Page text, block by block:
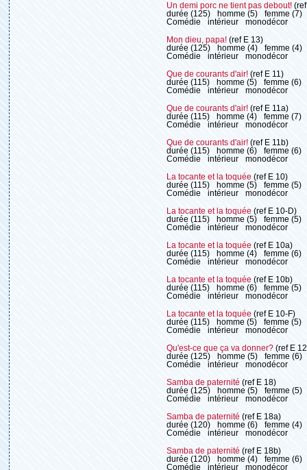
Un demi porc ne tient pas debout!
durée (125)
homme (5)
femme (7)
Comédie
intérieur monodécor
Mon dieu, papa! (ref E 13)
durée (125)
homme (4)
femme (4)
Comédie
intérieur monodécor
Que de courants d'air! (ref E 11)
durée (115)
homme (5)
femme (6)
Comédie
intérieur monodécor
Que de courants d'air! (ref E 11a)
durée (115)
homme (4)
femme (7)
Comédie
intérieur monodécor
Que de courants d'air! (ref E 11b)
durée (115)
homme (6)
femme (6)
Comédie
intérieur monodécor
La tocante et la toquée (ref E 10)
durée (115)
homme (5)
femme (5)
Comédie
intérieur monodécor
La tocante et la toquée (ref E 10-D)
durée (115)
homme (5)
femme (5)
Comédie
intérieur monodécor
La tocante et la toquée (ref E 10a)
durée (115)
homme (4)
femme (6)
Comédie
intérieur monodécor
La tocante et la toquée (ref E 10b)
durée (115)
homme (6)
femme (5)
Comédie
intérieur monodécor
La tocante et la toquée (ref E 10-F)
durée (115)
homme (5)
femme (5)
Comédie
intérieur monodécor
Qu'est-ce que ça va donner? (ref E
durée (125)
homme (5)
femme (6)
Comédie
intérieur monodécor
Samba de paternité (ref E 18)
durée (125)
homme (5)
femme (5)
Comédie
intérieur monodécor
Samba de paternité (ref E 18a)
durée (120)
homme (6)
femme (4)
Comédie
intérieur monodécor
Samba de paternité (ref E 18b)
durée (120)
homme (4)
femme (6)
Comédie
intérieur monodécor